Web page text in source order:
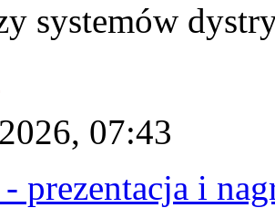
systemów
07:43
prezentacja i